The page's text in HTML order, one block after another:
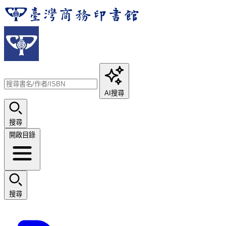
AI搜尋
搜尋
開啟目錄
搜尋